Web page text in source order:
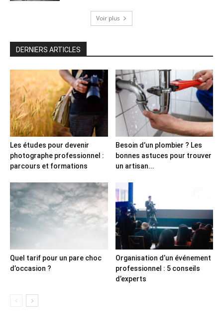
Voir plus
DERNIERS ARTICLES
Les études pour devenir
photographe professionnel :
parcours et formations
Besoin d’un plombier ? Les
bonnes astuces pour trouver
un artisan...
Quel tarif pour un pare choc
d’occasion ?
Organisation d’un événement
professionnel : 5 conseils
d’experts